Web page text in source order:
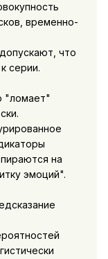
временно-
что
серии.
"ломает"
на
эмоций".